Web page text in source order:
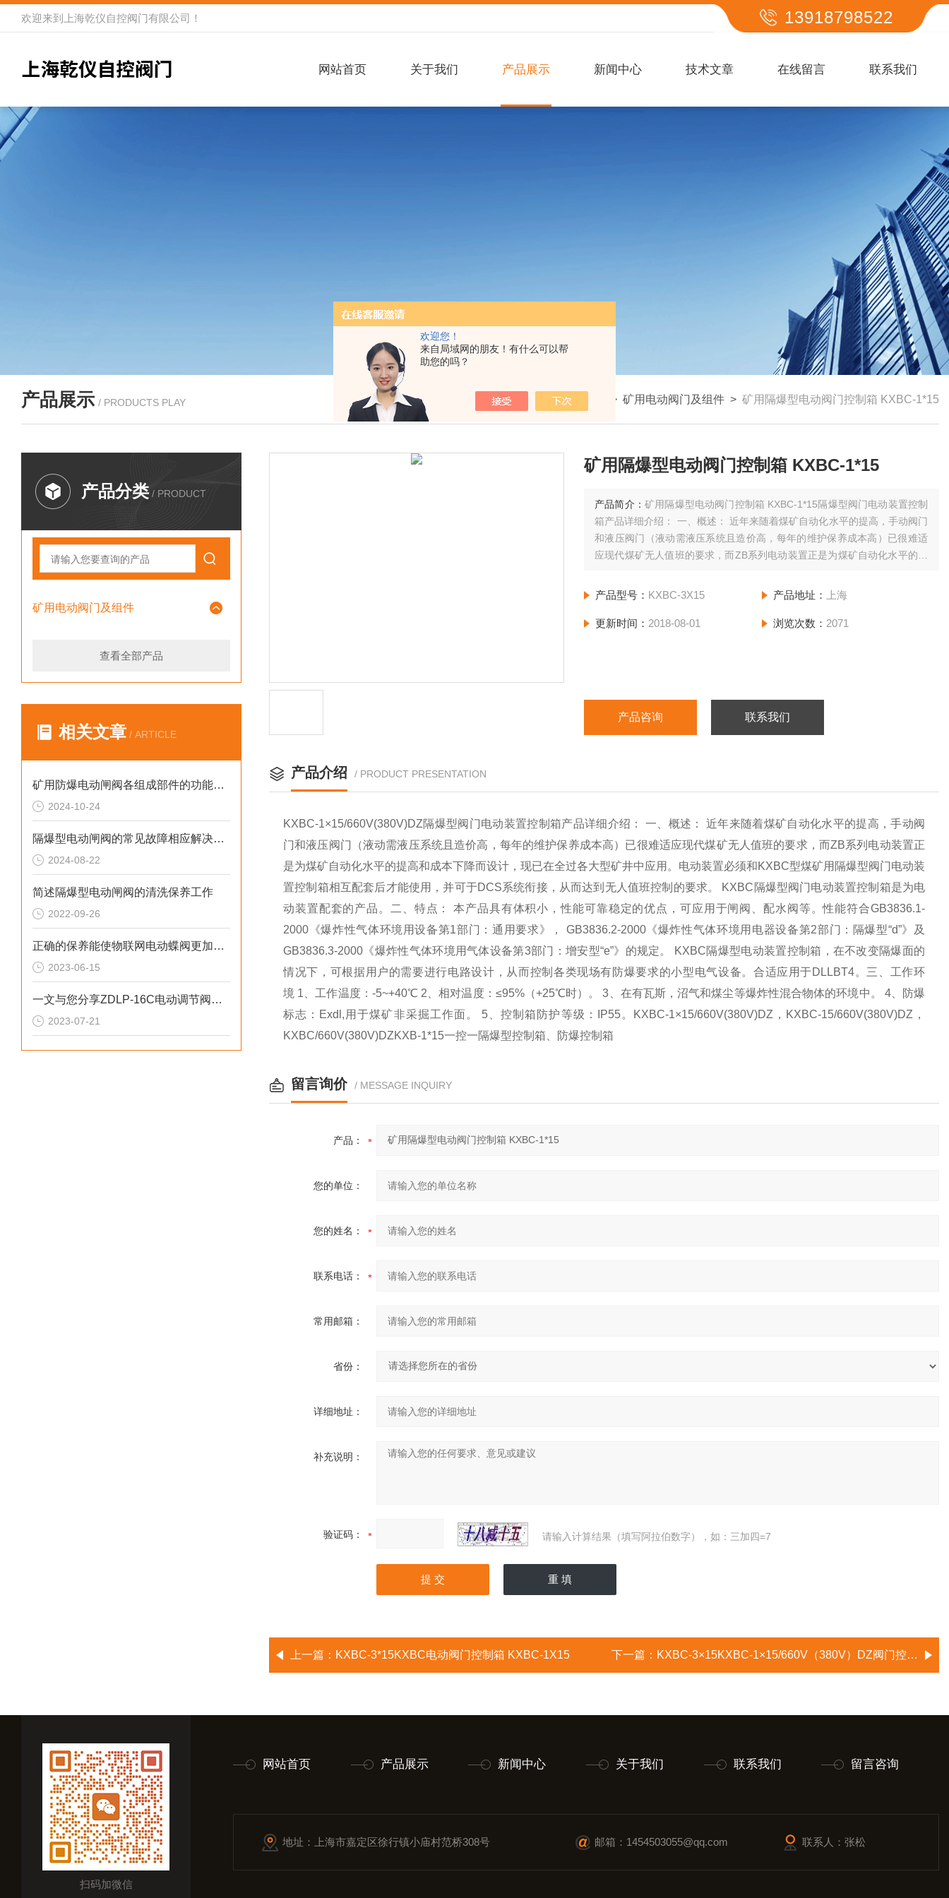
欢迎您！
来自局域网的朋友！有什么可以帮
助您的吗？
欢迎来到 上海乾仪自控阀门有限公司 ！ 13918798522
网站首页 关于我们 产品展示 新闻中心 技术文章 在线留言 联系我们
产品展示 / PRODUCTS PLAY 我的位置：首页 产品展示 > > 矿用电动阀门及组件 > 矿用隔爆型电动阀门控制箱 KXBC-1*15
产品分类 / PRODUCT
矿用电动阀门及组件
查看全部产品
相关文章 / ARTICLE
矿用防爆电动闸阀各组成部件的功能特点介绍
2024-10-24
隔爆型电动闸阀的常见故障相应解决方法分享
2024-08-22
简述隔爆型电动闸阀的清洗保养工作
2022-09-26
正确的保养能使物联网电动蝶阀更加稳定
2023-06-15
一文与您分享ZDLP-16C电动调节阀的设计原理
2023-07-21
矿用隔爆型电动阀门控制箱 KXBC-1*15
产品简介：矿用隔爆型电动阀门控制箱 KXBC-1*15隔爆型阀门电动装置控制
箱产品详细介绍： 一、概述： 近年来随着煤矿自动化水平的提高，手动阀门
和液压阀门（液动需液压系统且造价高，每年的维护保养成本高）已很难适
应现代煤矿无人值班的要求，而ZB系列电动装置正是为煤矿自动化水平的提
产品型号： KXBC-3X15 产品地址： 上海
更新时间： 2018-08-01 浏览次数： 2071
产品咨询 联系我们
产品介绍 / PRODUCT PRESENTATION
KXBC-1×15/660V(380V)DZ隔爆型阀门电动装置控制箱产品详细介绍： 一、概述：
近年来随着煤矿自动化水平的提高，手动阀
门和液压阀门（液动需液压系统且造价高，每年的维护保养成本高）已很难适应现代煤矿无人值班的要求，而ZB系列电动装置正
是为煤矿自动化水平的提高和成本下降而设计，现已在全过各大型矿井中应用。电动装置必须和KXBC型煤矿用隔爆型阀门电动装
置控制箱相互配套后才能使用，并可于DCS系统衔接，从而达到无人值班控制的要求。 KXBC 隔爆型阀门电动装置控制箱是为电
动装置配套的产品。二、特点：
本产品具有体积小，性能可靠稳定的优点，可应用于闸阀、配水阀等。性能符合GB3836.1-
2000 《爆炸性气体环境用设备第1部门：通用要求》， GB3836.2-2000《爆炸性气体环境用电器设备第2部门：隔爆型“d”》及
GB3836.3-2000 《爆炸性气体环境用气体设备第3部门：增安型“e”》的规定。 KXBC隔爆型电动装置控制箱，在不改变隔爆面的
情况下，可根据用户的需要进行电路设计，从而控制各类现场有防爆要求的小型电气设备。合适应用于DLLBT4。三、工作环
境 1 、工作温度： -5~+40℃ 2 、相对温度： ≤95%（+25℃时）。 3 、在有瓦斯，沼气和煤尘等爆炸性混合物体的环境中。 4、防爆
标志： Exdl, 用于煤矿非采掘工作面。 5 、控制箱防护等级： IP55。 KXBC-1×15/660V(380V)DZ， KXBC-15/660V(380V)DZ ，
KXBC/660V(380V)DZKXB-1*15一控一隔爆型控制箱、防爆控制箱
留言询价 / MESSAGE INQUIRY
产品：
您的单位：
您的姓名：
联系电话：
常用邮箱：
省份：
详细地址：
补充说明：
验证码： 请输入计算结果（填写阿拉伯数字），如：三加四=7
上一篇： KXBC-3*15KXBC电动阀门控制箱 KXBC-1X15 下一篇： KXBC-3×15KXBC-1×15/660V（380V）DZ阀门控制箱
扫码加微信
网站首页 产品展示 新闻中心 关于我们 联系我们 留言咨询
地址：上海市嘉定区徐行镇小庙村范桥308号 邮箱：1454503055@qq.com 联系人：张松